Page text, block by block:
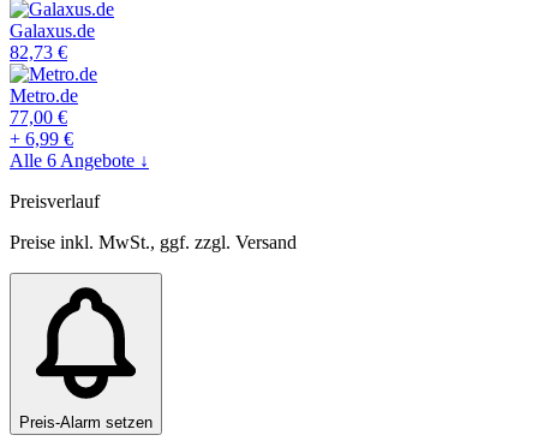
Galaxus.de
82,73 €
Metro.de
77,00 €
+ 6,99 €
Alle 6 Angebote ↓
Preisverlauf
Preise inkl. MwSt., ggf. zzgl. Versand
Preis-Alarm setzen